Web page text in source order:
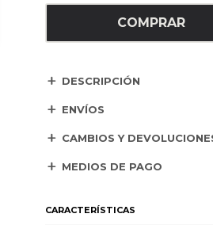
COMPRAR
DESCRIPCIÓN
ENVÍOS
CAMBIOS Y
MEDIOS DE PAGO
CARACTERÍSTICAS